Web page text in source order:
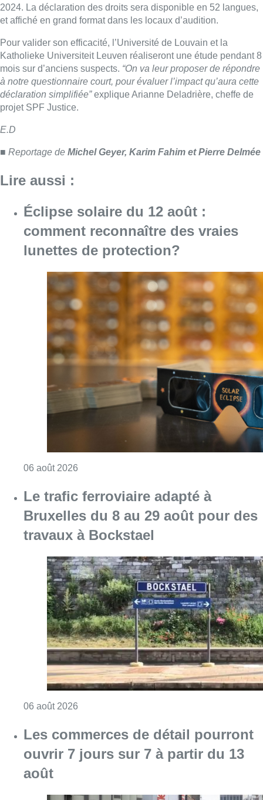
Lire aussi :
Éclipse solaire du 12 août :
comment reconnaître des vraies
lunettes de protection?
06 août 2026Consulter l'article "Éclipse solaire du 12
Le trafic ferroviaire adapté à
Bruxelles du 8 au 29 août pour des
travaux à Bockstael
Les commerces de détail pourront
ouvrir 7 jours sur 7 à partir du 13
août